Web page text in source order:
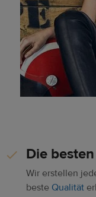
Die
Wir erstellen
beste Qualität